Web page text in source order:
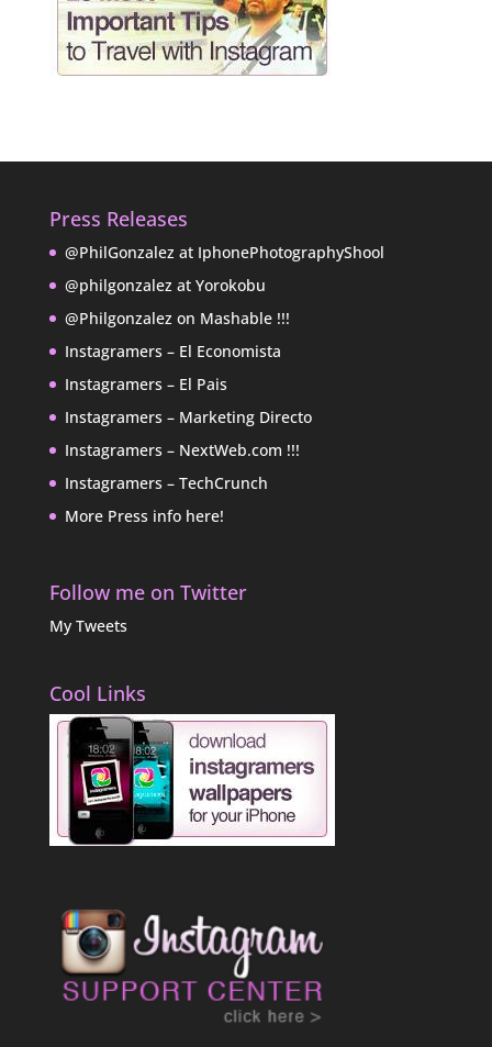
Press Releases
@PhilGonzalez at IphonePhotographyShool
@philgonzalez at Yorokobu
@Philgonzalez on Mashable !!!
Instagramers – El Economista
Instagramers – El Pais
Instagramers – Marketing Directo
Instagramers – NextWeb.com !!!
Instagramers – TechCrunch
More Press info here!
Follow me on Twitter
My Tweets
Cool Links